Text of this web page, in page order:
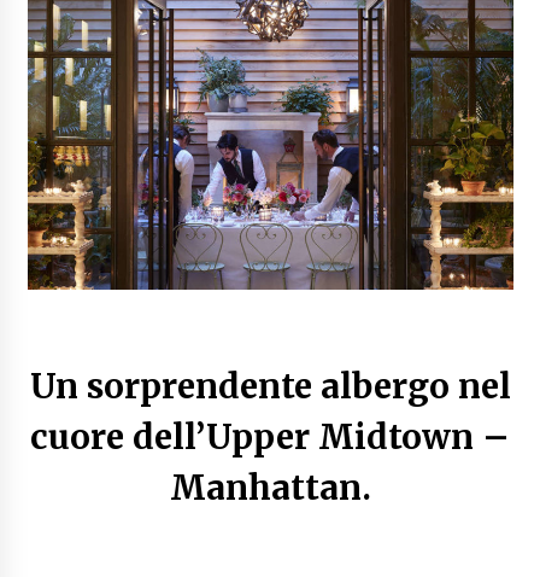
Un sorprendente albergo nel
cuore dell’Upper Midtown –
Manhattan.